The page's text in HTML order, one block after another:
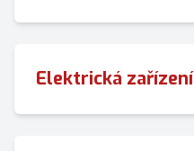
Elektrická zařízení